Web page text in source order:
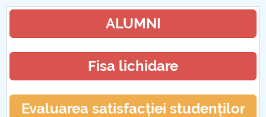
ALUMNI
Fisa lichidare
Evaluarea satisfacției studenților